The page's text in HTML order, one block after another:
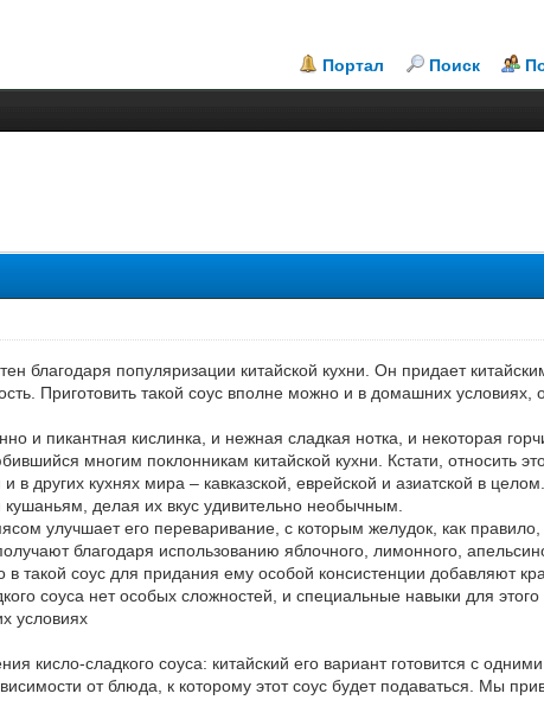
Портал Поиск
благодаря популяризации китайской кухни. Он придает
Приготовить такой соус вполне можно и в домашних условиях,
и пикантная кислинка, и нежная сладкая нотка, и некоторая
многим поклонникам китайской кухни. Кстати, относить
в других кухнях мира – кавказской, еврейской и азиатской в
делая их вкус удивительно необычным.
улучшает его переваривание, с которым желудок, как правило,
благодаря использованию яблочного, лимонного,
такой соус для придания ему особой консистенции добавляют
соуса нет особых сложностей, и специальные навыки для этого
условиях
кисло-сладкого соуса: китайский его вариант готовится с
от блюда, к которому этот соус будет подаваться. Мы